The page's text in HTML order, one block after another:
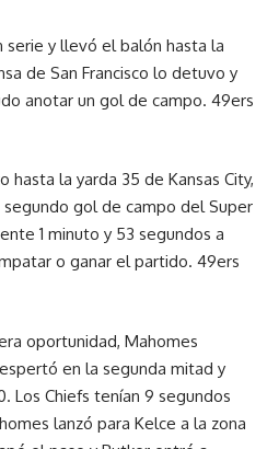
y llevó el balón hasta la
de San Francisco lo detuvo y
anotar un gol de campo. 49ers
hasta la yarda 35 de Kansas City,
gol de campo del Super
1 minuto y 53 segundos a
o ganar el partido. 49ers
oportunidad, Mahomes
en la segunda mitad y
Los Chiefs tenían 9 segundos
lanzó para Kelce a la zona